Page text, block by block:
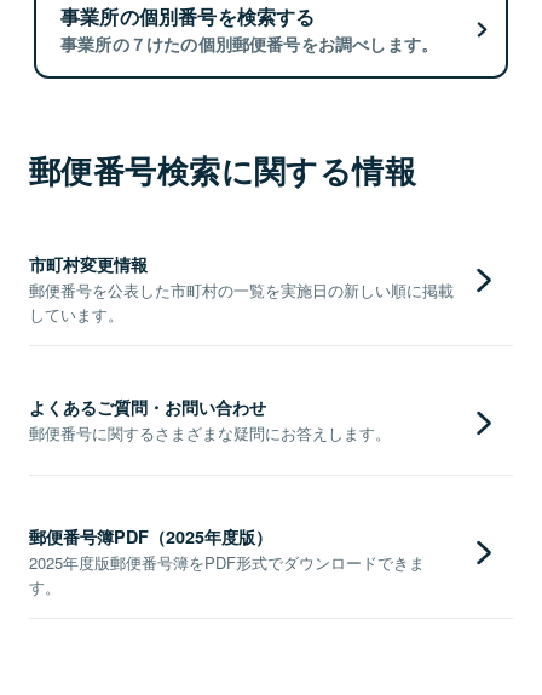
事業所の個別番号を検索する
事業所の７けたの個別郵便番号をお調べします。
郵便番号検索に関する情報
市町村変更情報
郵便番号を公表した市町村の一覧を実施日の新しい順に掲載
しています。
よくあるご質問・お問い合わせ
郵便番号に関するさまざまな疑問にお答えします。
郵便番号簿PDF（2025年度版）
2025年度版郵便番号簿をPDF形式でダウンロードできま
す。